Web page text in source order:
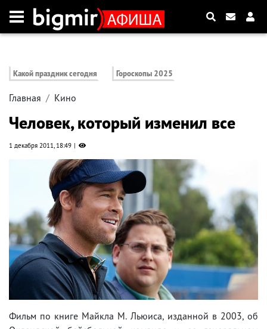
Какой праздник сегодня Гороскопы 2025
Главная Кино
Человек, который изменил все
1 декабря 2011, 18:49
Фильм по книге Майкла M. Льюиса, изданной в 2003, об